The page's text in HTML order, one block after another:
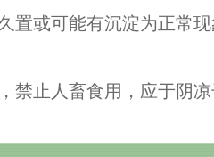
置或可能有沉淀为正常
禁止人畜食用，应于阴